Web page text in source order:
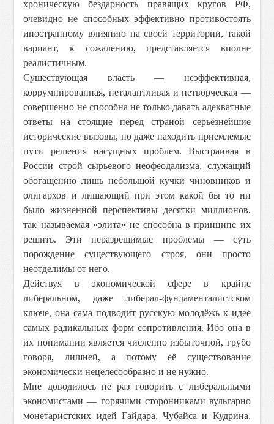
хроническую бездарность правящих кругов РФ,
очевидно не способных эффективно противостоять
иностранному влиянию на своей территории, такой
вариант, к сожалению, представляется вполне
реалистичным.
Существующая власть — неэффективная,
коррумпированная, неталантливая и нетворческая —
совершенно не способна не только давать адекватные
ответы на стоящие перед страной серьёзнейшие
исторические вызовы, но даже находить приемлемые
пути решения насущных проблем. Выстраивая в
России строй сырьевого неофеодализма, служащий
обогащению лишь небольшой кучки чиновников и
олигархов и лишающий при этом какой бы то ни
было жизненной перспективы десятки миллионов,
так называемая «элита» не способна в принципе их
решить. Эти неразрешимые проблемы — суть
порождение существующего строя, они просто
неотделимы от него.
Действуя в экономической сфере в крайне
либеральном, даже либерал-фундаменталистском
ключе, она сама подводит русскую молодёжь к идее
самых радикальных форм сопротивления. Ибо она в
их понимании является численно избыточной, грубо
говоря, лишней, а потому её существование
экономически нецелесообразно и не нужно.
Мне доводилось не раз говорить с либеральными
экономистами — горячими сторонниками вульгарно
монетаристских идей Гайдара, Чубайса и Кудрина.